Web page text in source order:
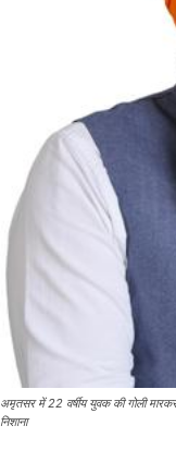
अमृतसर में 22 वर्षीय युवक की गोली
निशाना